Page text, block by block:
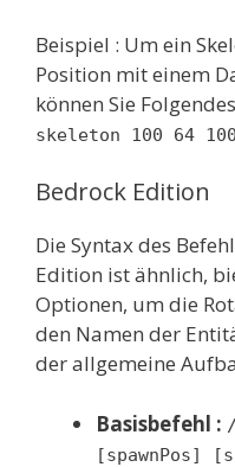
Beispiel : Um ein
Position mit einem
können Sie
skeleton 100 64
Bedrock Edition
Die Syntax des
Edition ist ähnlich,
Optionen, um die
den Namen der
der allgemeine
Basisbefehl :
[spawnPos]